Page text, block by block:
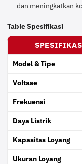
dan meningkatkan
Table Spesifikasi
Model & Tipe
Voltase
Frekuensi
Daya Listrik
Kapasitas Loyang
Ukuran Loyang